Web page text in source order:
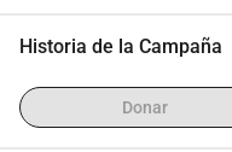
Historia de la Campaña
Donar